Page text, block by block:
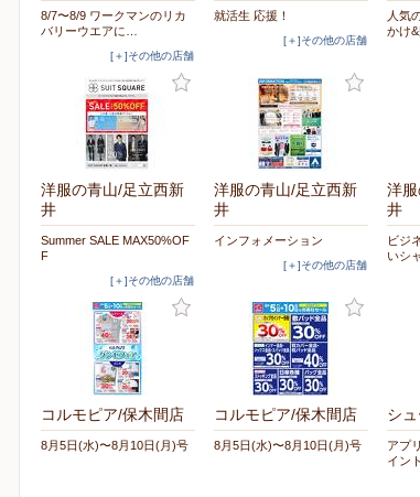
8/7〜8/9 ワークマンのリカ
バリーウエアに…
[＋]その他の店舗
就活生 応援！
[＋]その他の店舗
人気
かけ&
洋服の青山/足立西新
井
Summer SALE MAX50%OF
F
[＋]その他の店舗
洋服の青山/足立西新
井
インフォメーション
[＋]その他の店舗
洋
井
ビジ
いシ
コルモピア/保木間店
8月5日(水)〜8月10日(月)号
コルモピア/保木間店
8月5日(水)〜8月10日(月)号
シ
アプ
イン